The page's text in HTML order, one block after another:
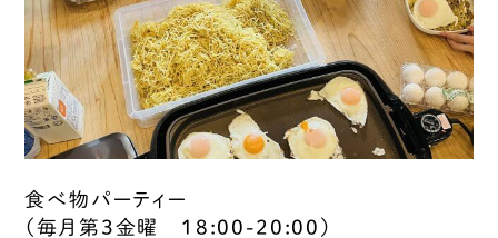
食べ物パーティー
（毎月第3金曜 18:00-20:00）